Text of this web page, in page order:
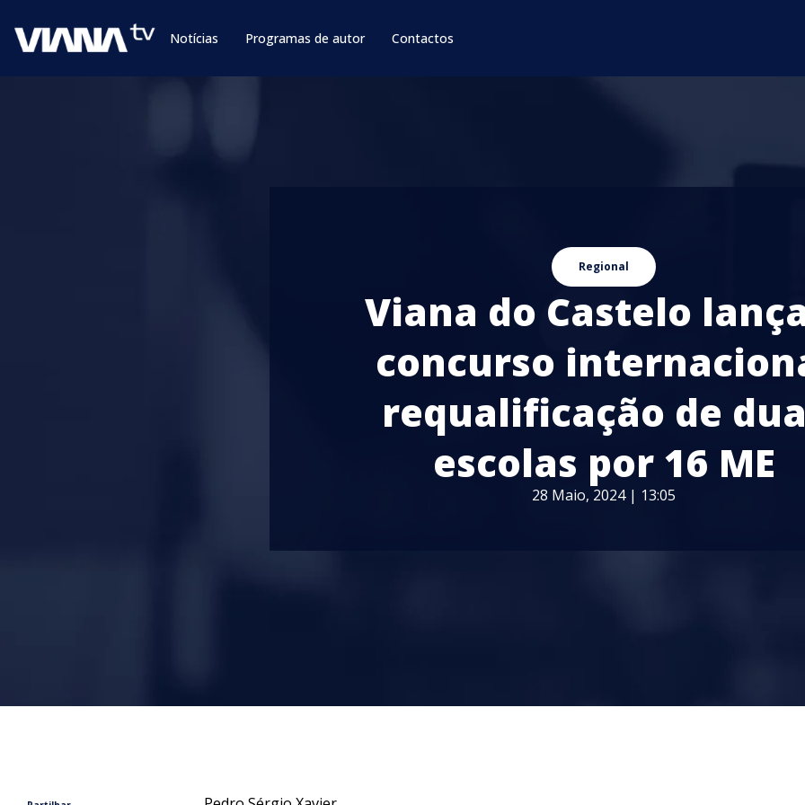
Notícias Programas de autor Contactos
Regional
Viana do Castelo
concurso
requalificação de
escolas por 16 ME
28 Maio, 2024 | 13:05